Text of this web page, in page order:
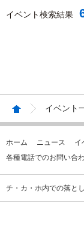
イベント検索結果
イベント
ホーム ニュース イ
各種電話でのお問い合
チ・カ・ホ内での落と